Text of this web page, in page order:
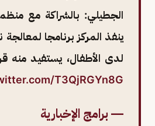
الجطيلي: بالشراكة مع
ينفذ المركز برنامجا
لدى الأطفال، يستفيد
T3QjRGYn8G
— برامج الإخبارية